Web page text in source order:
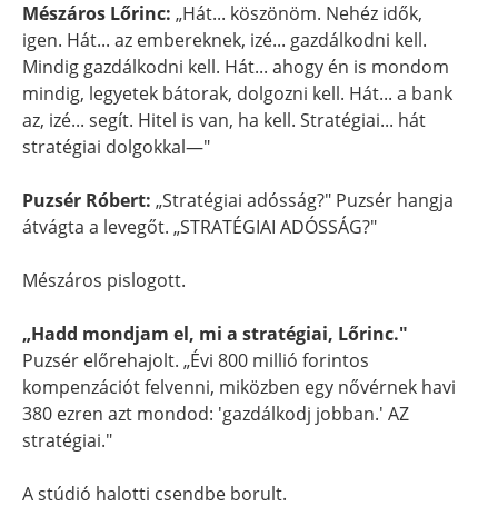
Mészáros Lőrinc: „Hát... köszönöm. Nehéz idők,
igen. Hát... az embereknek, izé... gazdálkodni kell.
Mindig gazdálkodni kell. Hát... ahogy én is mondom
mindig, legyetek bátorak, dolgozni kell. Hát... a bank
az, izé... segít. Hitel is van, ha kell. Stratégiai... hát
stratégiai dolgokkal—"
Puzsér Róbert: „Stratégiai adósság?" Puzsér hangja
átvágta a levegőt. „STRATÉGIAI ADÓSSÁG?"
Mészáros pislogott.
„Hadd mondjam el, mi a stratégiai, Lőrinc."
Puzsér előrehajolt. „Évi 800 millió forintos
kompenzációt felvenni, miközben egy nővérnek havi
380 ezren azt mondod: 'gazdálkodj jobban.' AZ
stratégiai."
A stúdió halotti csendbe borult.